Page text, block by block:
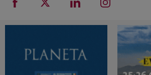
LA CANTINA DI WINENEWS
DICONO DI NOI
WINENEWS TV